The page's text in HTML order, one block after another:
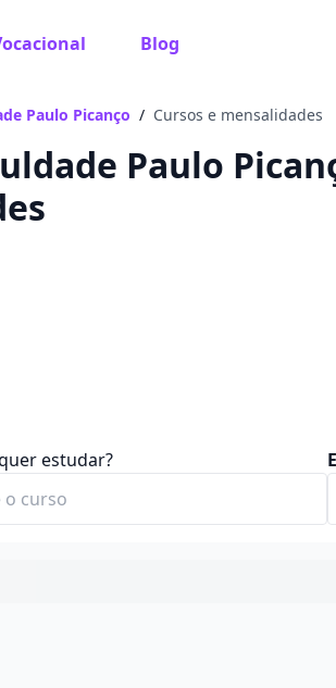
Blog
ideal para seus estudos
Paulo Picanço / Cursos e mensalidades
Paulo
estudar?